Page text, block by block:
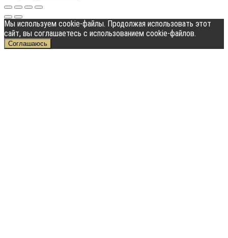
Мы используем cookie-файлы. Продолжая использовать этот
сайт, вы соглашаетесь с использованием cookie-файлов.
Соглашаюсь